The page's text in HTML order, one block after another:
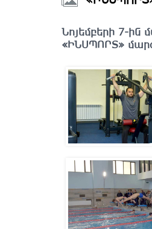
Նոյեմբերի 7-ին
«ԻՆՍՊՈՐՏ»